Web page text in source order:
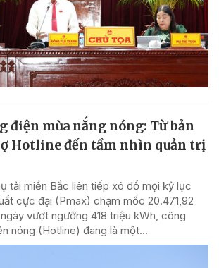
điện mùa nắng nóng: Từ bản
Hotline đến tầm nhìn quản trị
tải miền Bắc liên tiếp xô đổ mọi kỷ lục
cực đại (Pmax) chạm mốc 20.471,92
vượt ngưỡng 418 triệu kWh, công
nóng (Hotline) đang là một...